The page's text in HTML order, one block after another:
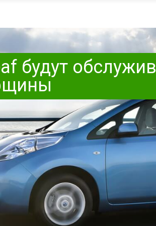
будут